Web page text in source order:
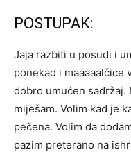
POSTUPAK:
Jaja razbiti u posudi i
ponekad i maaaaalčice
dobro umućen sadržaj.
miješam. Volim kad je
pečena. Volim da
pazim preterano na